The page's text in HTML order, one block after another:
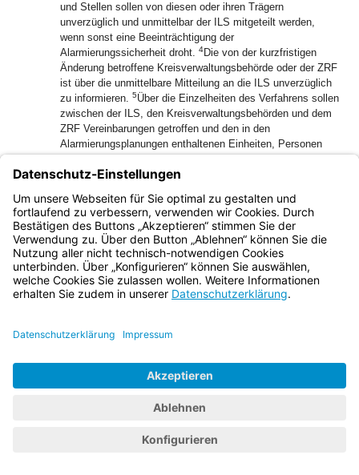
und Stellen sollen von diesen oder ihren Trägern
unverzüglich und unmittelbar der ILS mitgeteilt werden,
wenn sonst eine Beeinträchtigung der
Alarmierungssicherheit droht. 4Die von der kurzfristigen
Änderung betroffene Kreisverwaltungsbehörde oder der ZRF
ist über die unmittelbare Mitteilung an die ILS unverzüglich
zu informieren. 5Über die Einzelheiten des Verfahrens sollen
zwischen der ILS, den Kreisverwaltungsbehörden und dem
ZRF Vereinbarungen getroffen und den in den
Alarmierungsplanungen enthaltenen Einheiten, Personen
werden.
2.7.3 Verzeichnis der Alarmierungspläne
Die Alarmierungspläne sind in der ILS als Dokumentation
und als Rückgriffsmöglichkeit bei Störungen in
Papierfassungen oder auf andere geeignete Weise, sortiert
nach Kreisverwaltungsbehörden, Gemeinden, Ortsteilen,
Straßen, Gebieten, Objekten usw., zu hinterlegen.
Bayern.de